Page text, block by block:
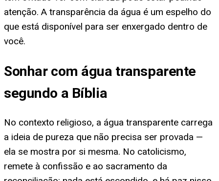
atenção. A transparência da água é um espelho do
que está disponível para ser enxergado dentro de
você.
Sonhar com água transparente
segundo a Bíblia
No contexto religioso, a água transparente carrega
a ideia de pureza que não precisa ser provada —
ela se mostra por si mesma. No catolicismo,
remete à confissão e ao sacramento da